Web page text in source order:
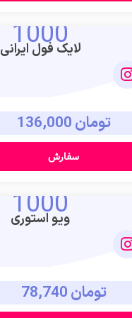
1000
لایک فول ایرانی
تومان 136,000
سفارش
1000
ویو استوری
تومان 78,740